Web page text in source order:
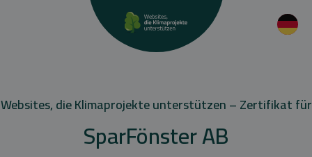
Websites, die Klimaprojekte unterstützen – Zertifikat für
SparFönster AB